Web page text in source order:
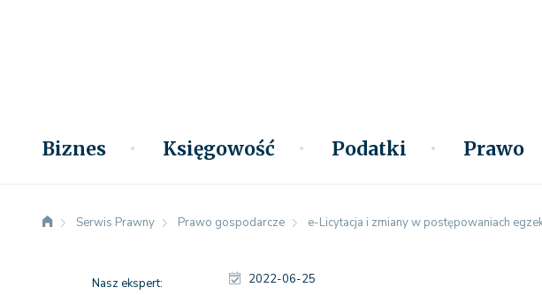
Biznes Księgowość Podatki Prawo
Serwis Prawny Prawo gospodarcze e-Licytacja i zmiany w postępowaniach
2022-06-25
Nasz ekspert: